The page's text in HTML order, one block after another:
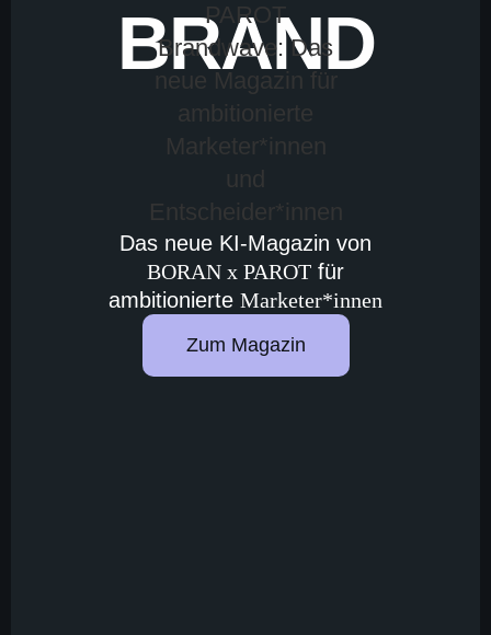
BRAND
Das neue KI-Magazin von
BORAN x PAROT für
ambitionierte Marketer*innen
Zum Magazin